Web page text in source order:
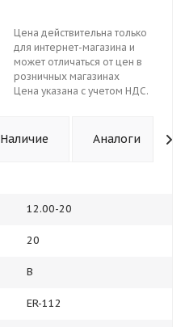
Цена действительна только
для интернет-магазина и
может отличаться от цен в
розничных магазинах
Цена указана с учетом НДС.
Наличие Аналоги
12.00-20
20
B
ER-112